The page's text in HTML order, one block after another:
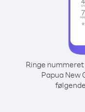
Ringe
Papua New